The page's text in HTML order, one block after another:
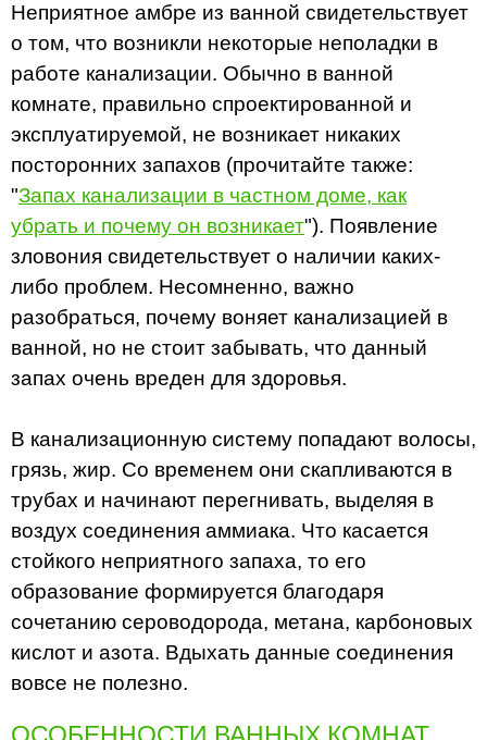
Неприятное амбре из ванной свидетельствует
о том, что возникли некоторые неполадки в
работе канализации. Обычно в ванной
комнате, правильно спроектированной и
эксплуатируемой, не возникает никаких
посторонних запахов (прочитайте также:
"Запах канализации в частном доме, как
убрать и почему он возникает"). Появление
зловония свидетельствует о наличии каких-
либо проблем. Несомненно, важно
разобраться, почему воняет канализацией в
ванной, но не стоит забывать, что данный
запах очень вреден для здоровья.
В канализационную систему попадают волосы,
грязь, жир. Со временем они скапливаются в
трубах и начинают перегнивать, выделяя в
воздух соединения аммиака. Что касается
стойкого неприятного запаха, то его
образование формируется благодаря
сочетанию сероводорода, метана, карбоновых
кислот и азота. Вдыхать данные соединения
вовсе не полезно.
ОСОБЕННОСТИ ВАННЫХ КОМНАТ